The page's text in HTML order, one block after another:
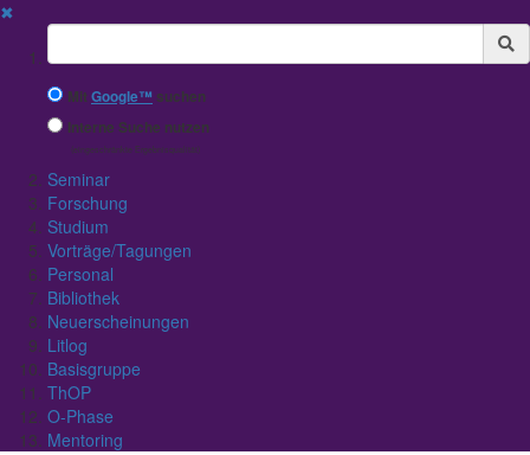
✖
Suchbegriff
MitGoogle™ suchen
Interne Suche nutzen
(eingeschränkte Ergebnisqualität)
Seminar
Forschung
Studium
Vorträge/Tagungen
Personal
Bibliothek
Neuerscheinungen
Litlog
Basisgruppe
ThOP
O-Phase
Mentoring